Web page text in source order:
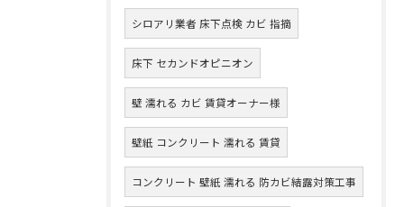
シロアリ業者 床下点検 カビ 指摘
床下 セカンドオピニオン
壁 濡れる カビ 賃貸オーナー様
壁紙 コンクリート 濡れる 賃貸
コンクリート 壁紙 濡れる 防カビ結露対策工事